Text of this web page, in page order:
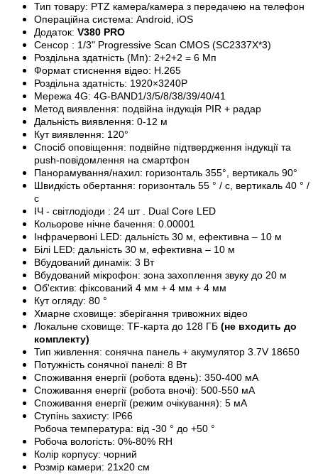
Тип товару: PTZ камера/камера з передачею на телефон
Операційна система: Android, iOS
Додаток: V380 PRO
Сенсор : 1/3" Progressive Scan CMOS (SC2337X*3)
Роздільна здатність (Мп): 2+2+2 = 6 Мп
Формат стиснення відео: H.265
Роздільна здатність: 1920×3240P
Мережа 4G: 4G-BAND1/3/5/8/38/39/40/41
Метод виявлення: подвійна індукція PIR + радар
Дальність виявлення: 0-12 м
Кут виявлення: 120°
Спосіб оповіщення: подвійне підтвердження індукції та
push-повідомлення на смартфон
Панорамування/нахил: горизонталь 355°, вертикаль 90°
Швидкість обертання: горизонталь 55 ° / с, вертикаль 40 ° /
с
ІЧ - світлодіоди : 24 шт . Dual Core LED
Кольорове нічне бачення: 0.00001
Інфрачервоні LED: дальність 30 м, ефективна – 10 м
Білі LED: дальність 30 м, ефективна – 10 м
Вбудований динамік: 3 Вт
Вбудований мікрофон: зона захоплення звуку до 20 м
Об'єктив: фіксований 4 мм + 4 мм + 4 мм
Кут огляду: 80 °
Хмарне сховище: зберігання тривожних відео
Локальне сховище: TF-карта до 128 ГБ (не входить до
комплекту)
Тип живлення: сонячна панель + акумулятор 3.7V 18650
Потужність сонячної панелі: 8 Вт
Споживання енергії (робота вдень): 350-400 мА
Споживання енергії (робота вночі): 500-550 мА
Споживання енергії (режим очікування): 5 мА
Ступінь захисту: IP66
Робоча температура: від -30 ° до +50 °
Робоча вологість: 0%-80% RH
Колір корпусу: чорний
Розмір камери: 21х20 см